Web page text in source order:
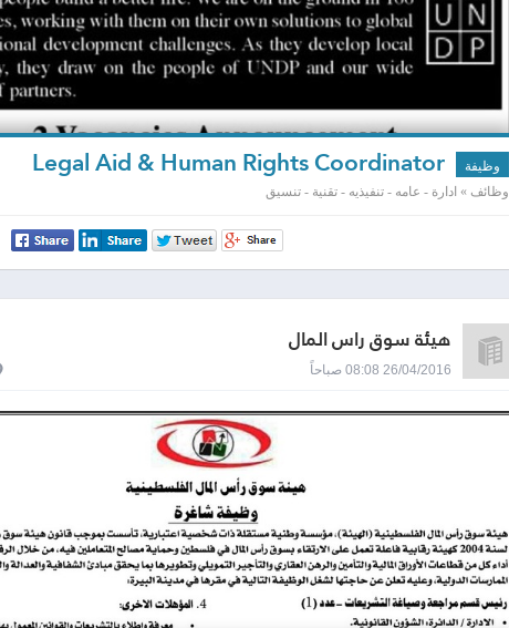
وظيفة
وظائف » ادارة - عامه - تنفيذيه - تقنية - تنسيق
هيئة سوق رأس المال
26/04/2016 08:08 صباحاً